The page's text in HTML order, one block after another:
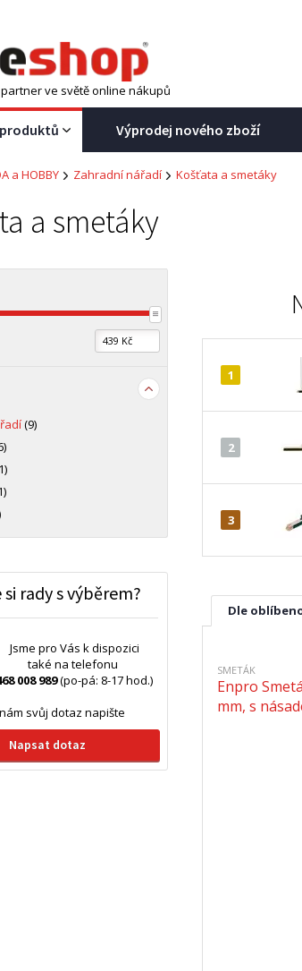
partner ve světě online nákupů
Výprodej nového zboží
a HOBBY Zahradní nářadí Košťata a smetáky
a smetáky
1
2
3
Dle
SMETÁK
Enpro
mm, s
(9)
rady s výběrem?
Jsme pro Vás k dispozici
také na telefonu
008 989(po-pá: 8-17 hod.)
svůj dotaz napište
Napsat dotaz